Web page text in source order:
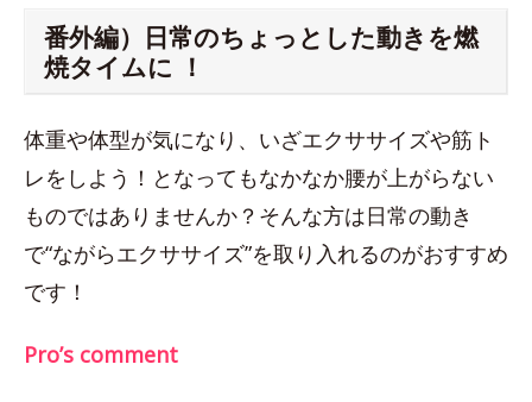
番外編）日常のちょっとした動きを燃
焼タイムに ！
体重や体型が気になり、いざエクササイズや筋ト
レをしよう！となってもなかなか腰が上がらない
ものではありませんか？そんな方は日常の動き
で“ながらエクササイズ”を取り入れるのがおすすめ
です！
Pro’s comment